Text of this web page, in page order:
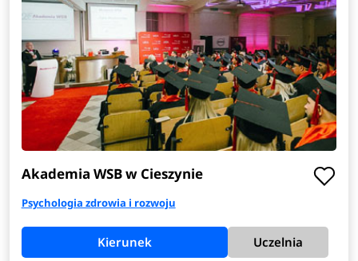
Akademia WSB w Cieszynie
Psychologia zdrowia i rozwoju
Kierunek Uczelnia